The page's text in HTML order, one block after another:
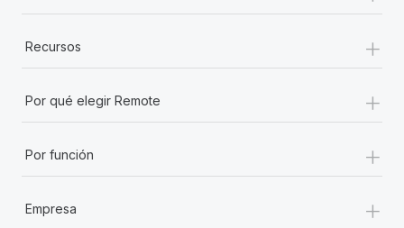
Recursos +
Por qué elegir Remote +
Por función +
Empresa +